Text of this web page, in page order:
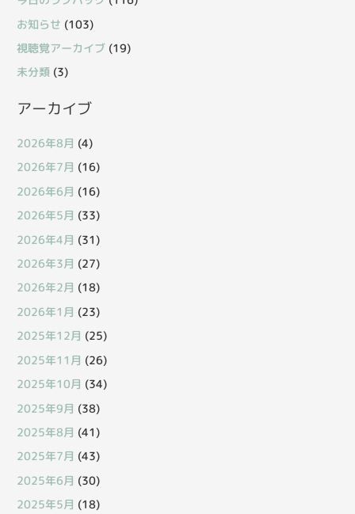
お知らせ (103)
視聴覚アーカイブ (19)
未分類 (3)
アーカイブ
2026年8月 (4)
2026年7月 (16)
2026年6月 (16)
2026年5月 (33)
2026年4月 (31)
2026年3月 (27)
2026年2月 (18)
2026年1月 (23)
2025年12月 (25)
2025年11月 (26)
2025年10月 (34)
2025年9月 (38)
2025年8月 (41)
2025年7月 (43)
2025年6月 (30)
2025年5月 (18)